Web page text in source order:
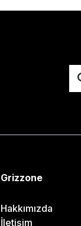
Grizzone
Hakkımızda
İletişim